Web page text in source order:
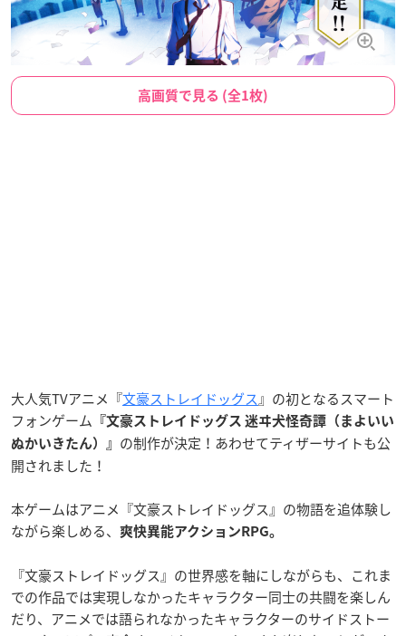
高画質で見る (全1枚)
大人気TVアニメ『文豪ストレイドッグス』の初となるスマート
フォンゲーム 『文豪ストレイドッグス 迷ヰ犬怪奇譚（まよいい
ぬかいきたん）』 の制作が決定！あわせてティザーサイトも公
開されました！
本ゲームはアニメ『文豪ストレイドッグス』の物語を追体験し
ながら楽しめる、
爽快異能アクションRPG。
『文豪ストレイドッグス』の世界感を軸にしながらも、これま
での作品では実現しなかったキャラクター同士の共闘を楽しん
だり、アニメでは語られなかったキャラクターのサイドストー